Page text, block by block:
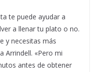
te puede ayudar a
a llenar tu plato o no.
y necesitas más
Arrindell. «Pero mi
antes de obtener